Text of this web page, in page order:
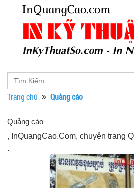
Trang chủ Quảng cáo
Quảng cáo
, InQuangCao.Com, chuyên trang
.